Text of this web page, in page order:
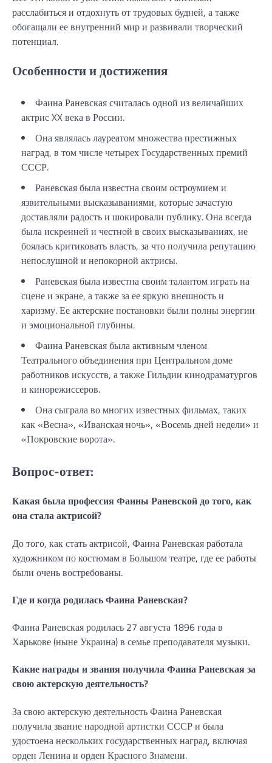
расслабиться и отдохнуть от трудовых будней, а также
обогащали ее внутренний мир и развивали творческий
потенциал.
Особенности и достижения
Фаина Раневская считалась одной из величайших
актрис XX века в России.
Она являлась лауреатом множества престижных
наград, в том числе четырех Государственных премий
СССР.
Раневская была известна своим остроумием и
язвительными высказываниями, которые зачастую
доставляли радость и шокировали публику. Она всегда
была искренней и честной в своих высказываниях, не
боялась критиковать власть, за что получила репутацию
непослушной и непокорной актрисы.
Раневская была известна своим талантом играть на
сцене и экране, а также за ее яркую внешность и
харизму. Ее актерские постановки были полны энергии
и эмоциональной глубины.
Фаина Раневская была активным членом
Театрального объединения при Центральном доме
работников искусств, а также Гильдии кинодраматургов
и кинорежиссеров.
Она сыграла во многих известных фильмах, таких
как «Весна», «Иванская ночь», «Восемь дней недели» и
«Покровские ворота».
Вопрос-ответ:
Какая была профессия Фаины Раневской до того, как
она стала актрисой?
До того, как стать актрисой, Фаина Раневская работала
художником по костюмам в Большом театре, где ее работы
были очень востребованы.
Где и когда родилась Фаина Раневская?
Фаина Раневская родилась 27 августа 1896 года в
Харькове (ныне Украина) в семье преподавателя музыки.
Какие награды и звания получила Фаина Раневская за
свою актерскую деятельность?
За свою актерскую деятельность Фаина Раневская
получила звание народной артистки СССР и была
удостоена нескольких государственных наград, включая
орден Ленина и орден Красного Знамени.